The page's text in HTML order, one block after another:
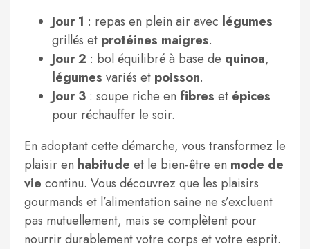
Jour 1 : repas en plein air avec légumes
grillés et protéines maigres.
Jour 2 : bol équilibré à base de quinoa,
légumes variés et poisson.
Jour 3 : soupe riche en fibres et épices
pour réchauffer le soir.
En adoptant cette démarche, vous transformez le
plaisir en habitude et le bien-être en mode de
vie continu. Vous découvrez que les plaisirs
gourmands et l’alimentation saine ne s’excluent
pas mutuellement, mais se complètent pour
nourrir durablement votre corps et votre esprit.